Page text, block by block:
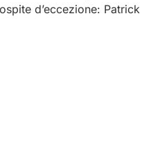
d’eccezione: Patrick